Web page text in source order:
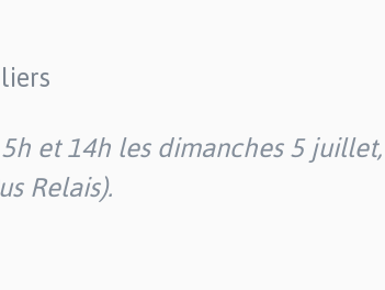
et 14h les dimanches 5 juillet,
Relais).